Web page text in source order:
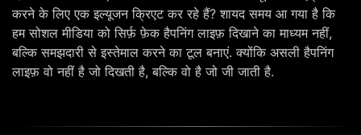
करने के लिए एक इल्यूजन क्रिएट कर रहे हैं? शायद समय आ गया है कि
हम सोशल मीडिया को सिर्फ़ फ़ेक हैपनिंग लाइफ़ दिखाने का माध्यम नहीं,
बल्कि समझदारी से इस्तेमाल करने का टूल बनाएं. क्योंकि असली हैपनिंग
लाइफ़ वो नहीं है जो दिखती है, बल्कि वो है जो जी जाती है.